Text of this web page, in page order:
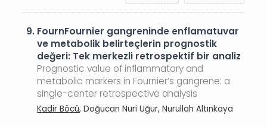
9. FournFournier gangreninde enflamatuvar
ve metabolik belirteçlerin prognostik
değeri: Tek merkezli retrospektif bir analiz
Prognostic value of inflammatory and
metabolic markers in Fournier’s gangrene: a
single-center retrospective analysis
Kadir Böcü, Doğucan Nuri Uğur, Nurullah Altınkaya